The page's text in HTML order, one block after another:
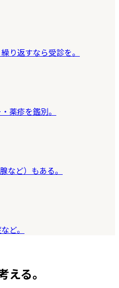
り返すなら受診を。
薬疹を鑑別。
など）もある。
ど。
える。